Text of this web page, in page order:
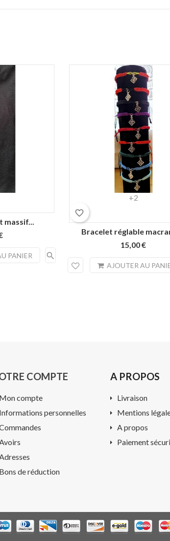
massif...
PANIER search
Rouge
Noir
Bleu
Vert
violet
+2
favorite_border
Bracelet réglable
15,00 €
AJOUTER AU
COMPTE
Mon compte
Informations personnelles
Bons de réduction
A PROPOS
Livraison
Mentions
A propos
Paiement